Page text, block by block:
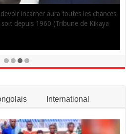
de Serge Gontcho)
International